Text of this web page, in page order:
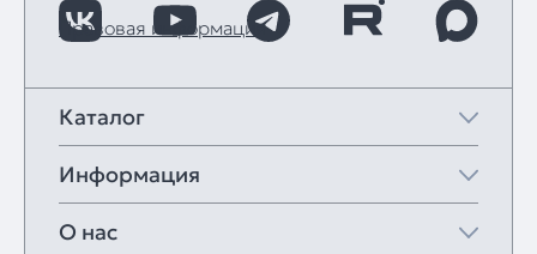
Правовая информация
Каталог
Информация
О нас